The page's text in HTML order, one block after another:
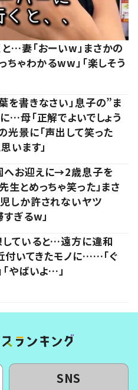
…妻「おーいw」まさかの
ちゃわかるww」「楽しそう
を書きなさい」息子の”ま
…母「正解でよいでしょう
光景に「声出して笑った
います」
へお迎えに→2歳息子を
とめっちゃ笑った」まさ
しか許されないヤツ
ぎるw」
ていると…遠方に違和
付いてきたモノに……「ぐ
「やばいよ…」
SNS